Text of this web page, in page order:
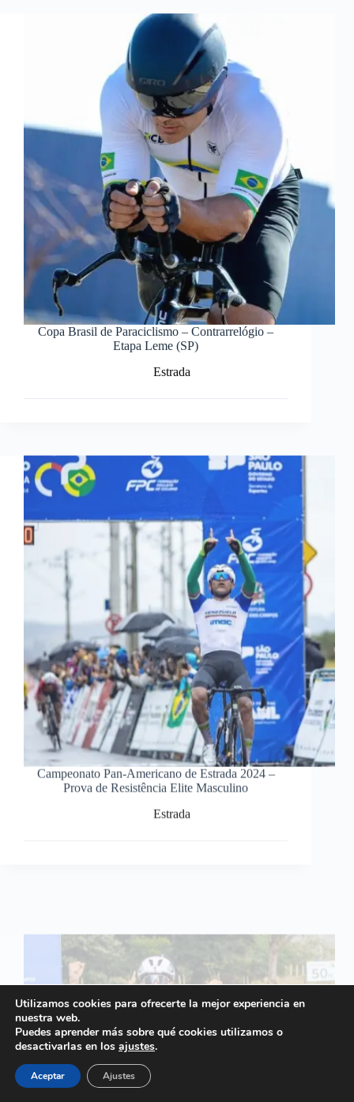
Copa Brasil de Paraciclismo – Contrarrelógio –
Etapa Leme (SP)
Estrada
Campeonato Pan-Americano de Estrada 2024 –
Prova de Resistência Elite Masculino
Utilizamos cookies para ofrecerte la mejor experiencia en
nuestra web.
Puedes aprender más sobre qué cookies utilizamos o
desactivarlas en los ajustes.
Aceptar Ajustes